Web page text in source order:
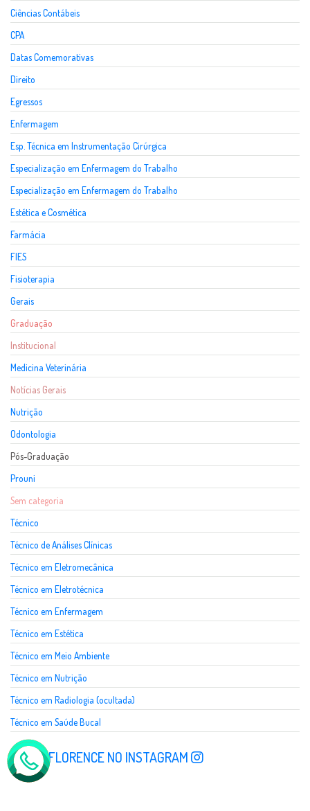
Ciências Contábeis
CPA
Datas Comemorativas
Direito
Egressos
Enfermagem
Esp. Técnica em Instrumentação Cirúrgica
Especialização em Enfermagem do Trabalho
Especialização em Enfermagem do Trabalho
Estética e Cosmética
Farmácia
FIES
Fisioterapia
Gerais
Graduação
Institucional
Medicina Veterinária
Notícias Gerais
Nutrição
Odontologia
Pós-Graduação
Prouni
Sem categoria
Técnico
Técnico de Análises Clínicas
Técnico em Eletromecânica
Técnico em Eletrotécnica
Técnico em Enfermagem
Técnico em Estética
Técnico em Meio Ambiente
Técnico em Nutrição
Técnico em Radiologia (ocultada)
Técnico em Saúde Bucal
SIGA A FLORENCE NO INSTAGRAM